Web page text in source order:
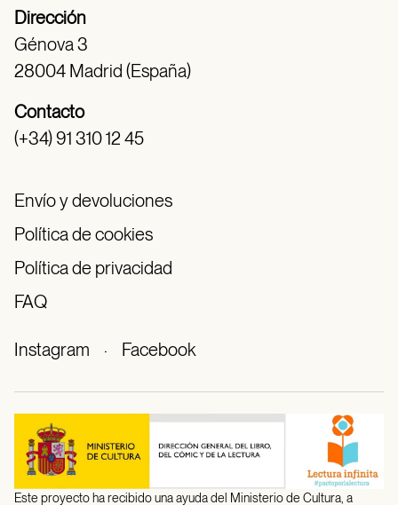
Dirección
Génova 3
28004 Madrid (España)
Contacto
(+34) 91 310 12 45
Envío y devoluciones
Política de cookies
Política de privacidad
FAQ
Instagram · Facebook
Este proyecto ha recibido una ayuda del Ministerio de Cultura, a